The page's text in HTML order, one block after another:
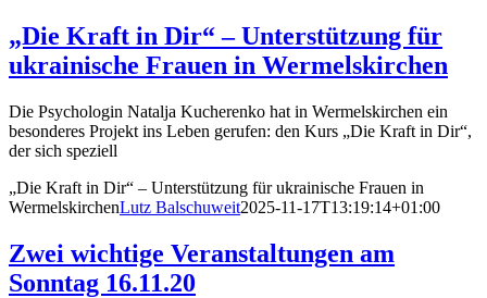
„Die Kraft in Dir“ – Unterstützung für
ukrainische Frauen in Wermelskirchen
Die Psychologin Natalja Kucherenko hat in Wermelskirchen ein
besonderes Projekt ins Leben gerufen: den Kurs „Die Kraft in Dir“,
der sich speziell
„Die Kraft in Dir“ – Unterstützung für ukrainische Frauen in
WermelskirchenLutz Balschuweit2025-11-17T13:19:14+01:00
Zwei wichtige Veranstaltungen am
Sonntag 16.11.20